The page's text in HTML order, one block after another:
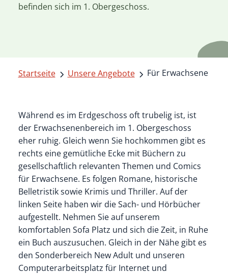
befinden sich im 1. Obergeschoss.
Startseite Unsere Angebote Für Erwachsene
Während es im Erdgeschoss oft trubelig ist, ist
der Erwachsenenbereich im 1. Obergeschoss
eher ruhig. Gleich wenn Sie hochkommen gibt es
rechts eine gemütliche Ecke mit Büchern zu
gesellschaftlich relevanten Themen und Comics
für Erwachsene. Es folgen Romane, historische
Belletristik sowie Krimis und Thriller. Auf der
linken Seite haben wir die Sach- und Hörbücher
aufgestellt. Nehmen Sie auf unserem
komfortablen Sofa Platz und sich die Zeit, in Ruhe
ein Buch auszusuchen. Gleich in der Nähe gibt es
den Sonderbereich New Adult und unseren
Computerarbeitsplatz für Internet und